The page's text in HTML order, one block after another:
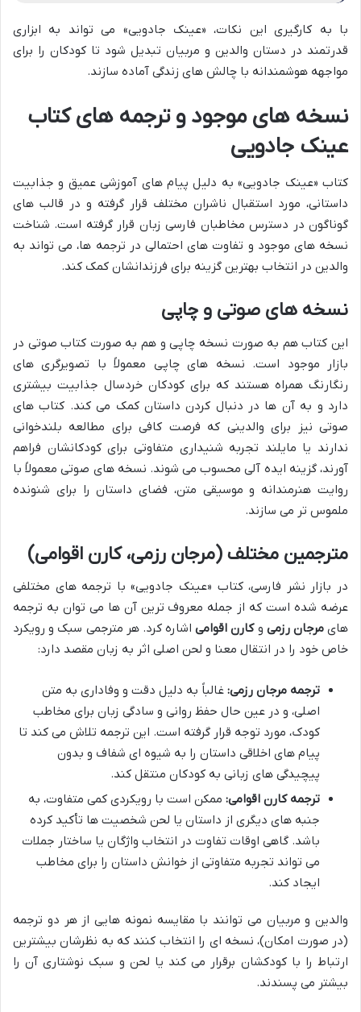
با به کارگیری این نکات، «عینک جادویی» می تواند به ابزاری
قدرتمند در دستان والدین و مربیان تبدیل شود تا کودکان را برای
مواجهه هوشمندانه با چالش های زندگی آماده سازند.
نسخه های موجود و ترجمه های کتاب
عینک جادویی
کتاب «عینک جادویی» به دلیل پیام های آموزشی عمیق و جذابیت
داستانی، مورد استقبال ناشران مختلف قرار گرفته و در قالب های
گوناگون در دسترس مخاطبان فارسی زبان قرار گرفته است. شناخت
نسخه های موجود و تفاوت های احتمالی در ترجمه ها، می تواند به
والدین در انتخاب بهترین گزینه برای فرزندانشان کمک کند.
نسخه های صوتی و چاپی
این کتاب هم به صورت نسخه چاپی و هم به صورت کتاب صوتی در
بازار موجود است. نسخه های چاپی معمولاً با تصویرگری های
رنگارنگ همراه هستند که برای کودکان خردسال جذابیت بیشتری
دارد و به آن ها در دنبال کردن داستان کمک می کند. کتاب های
صوتی نیز برای والدینی که فرصت کافی برای مطالعه بلندخوانی
ندارند یا مایلند تجربه شنیداری متفاوتی برای کودکانشان فراهم
آورند، گزینه ایده آلی محسوب می شوند. نسخه های صوتی معمولاً با
روایت هنرمندانه و موسیقی متن، فضای داستان را برای شنونده
ملموس تر می سازند.
مترجمین مختلف (مرجان رزمی، کارن اقوامی)
در بازار نشر فارسی، کتاب «عینک جادویی» با ترجمه های مختلفی
عرضه شده است که از جمله معروف ترین آن ها می توان به ترجمه
هایمرجان رزمی وکارن اقوامیاشاره کرد. هر مترجمی سبک و رویکرد
خاص خود را در انتقال معنا و لحن اصلی اثر به زبان مقصد دارد:
ترجمه مرجان رزمی: غالباً به دلیل دقت و وفاداری به متن
اصلی، و در عین حال حفظ روانی و سادگی زبان برای مخاطب
کودک، مورد توجه قرار گرفته است. این ترجمه تلاش می کند تا
پیام های اخلاقی داستان را به شیوه ای شفاف و بدون
پیچیدگی های زبانی به کودکان منتقل کند.
ترجمه کارن اقوامی: ممکن است با رویکردی کمی متفاوت، به
جنبه های دیگری از داستان یا لحن شخصیت ها تأکید کرده
باشد. گاهی اوقات تفاوت در انتخاب واژگان یا ساختار جملات
می تواند تجربه متفاوتی از خوانش داستان را برای مخاطب
ایجاد کند.
والدین و مربیان می توانند با مقایسه نمونه هایی از هر دو ترجمه
(در صورت امکان)، نسخه ای را انتخاب کنند که به نظرشان بیشترین
ارتباط را با کودکشان برقرار می کند یا لحن و سبک نوشتاری آن را
بیشتر می پسندند.